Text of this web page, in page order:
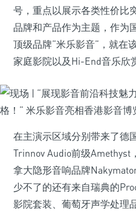
号，重点以展示各类性价比
品牌和产品作为主题，作为
顶级品牌“米乐影音”，就在
家庭影院以及Hi-End音乐欣
在主演示区域分别带来了德
Trinnov Audio前级
拿大隐形音响品牌
少不了的还有来自瑞典的
影院套装、葡萄牙声学处理